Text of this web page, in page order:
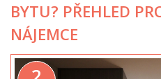
BYTU? PŘEHLED
NÁJEMCE